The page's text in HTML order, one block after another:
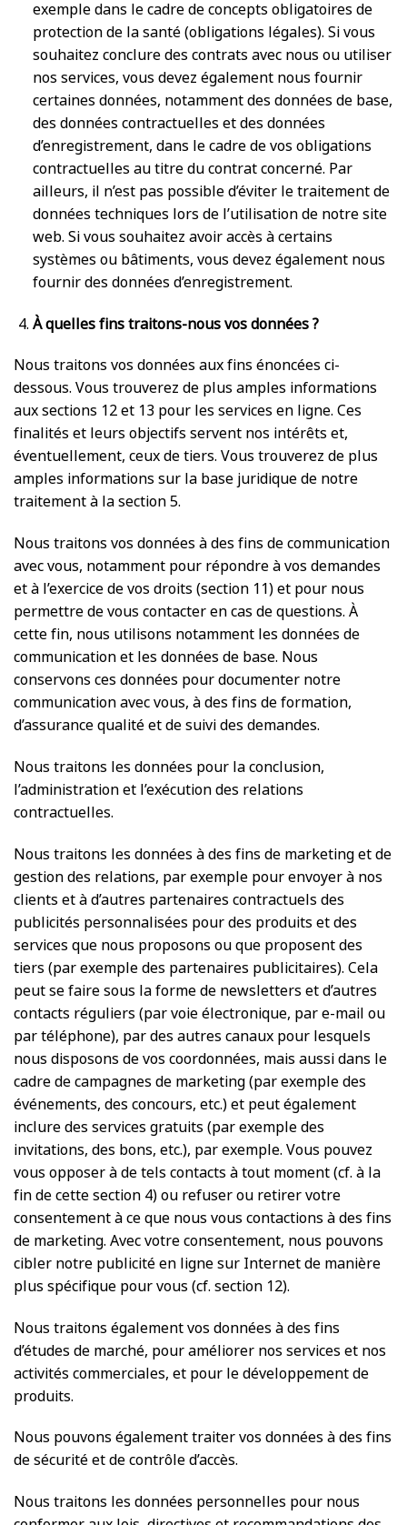
exemple dans le cadre de concepts obligatoires de
protection de la santé (obligations légales). Si vous
souhaitez conclure des contrats avec nous ou utiliser
nos services, vous devez également nous fournir
certaines données, notamment des données de base,
des données contractuelles et des données
d’enregistrement, dans le cadre de vos obligations
contractuelles au titre du contrat concerné. Par
ailleurs, il n’est pas possible d’éviter le traitement de
données techniques lors de l’utilisation de notre site
web. Si vous souhaitez avoir accès à certains
systèmes ou bâtiments, vous devez également nous
fournir des données d’enregistrement.
À quelles fins traitons-nous vos données ?
Nous traitons vos données aux fins énoncées ci-
dessous. Vous trouverez de plus amples informations
aux sections 12 et 13 pour les services en ligne. Ces
finalités et leurs objectifs servent nos intérêts et,
éventuellement, ceux de tiers. Vous trouverez de plus
amples informations sur la base juridique de notre
traitement à la section 5.
Nous traitons vos données à des fins de communication
avec vous, notamment pour répondre à vos demandes
et à l’exercice de vos droits (section 11) et pour nous
permettre de vous contacter en cas de questions. À
cette fin, nous utilisons notamment les données de
communication et les données de base. Nous
conservons ces données pour documenter notre
communication avec vous, à des fins de formation,
d’assurance qualité et de suivi des demandes.
Nous traitons les données pour la conclusion,
l’administration et l’exécution des relations
contractuelles.
Nous traitons les données à des fins de marketing et de
gestion des relations, par exemple pour envoyer à nos
clients et à d’autres partenaires contractuels des
publicités personnalisées pour des produits et des
services que nous proposons ou que proposent des
tiers (par exemple des partenaires publicitaires). Cela
peut se faire sous la forme de newsletters et d’autres
contacts réguliers (par voie électronique, par e-mail ou
par téléphone), par des autres canaux pour lesquels
nous disposons de vos coordonnées, mais aussi dans le
cadre de campagnes de marketing (par exemple des
événements, des concours, etc.) et peut également
inclure des services gratuits (par exemple des
invitations, des bons, etc.), par exemple. Vous pouvez
vous opposer à de tels contacts à tout moment (cf. à la
fin de cette section 4) ou refuser ou retirer votre
consentement à ce que nous vous contactions à des fins
de marketing. Avec votre consentement, nous pouvons
cibler notre publicité en ligne sur Internet de manière
plus spécifique pour vous (cf. section 12).
Nous traitons également vos données à des fins
d’études de marché, pour améliorer nos services et nos
activités commerciales, et pour le développement de
produits.
Nous pouvons également traiter vos données à des fins
de sécurité et de contrôle d’accès.
Nous traitons les données personnelles pour nous